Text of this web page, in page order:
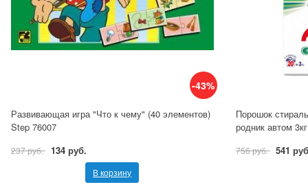
-43%
Развивающая игра "Что к чему" (40 элементов)
Step 76007
237 руб. 134 руб.
В корзину
Порошок
родник автом
756 руб. 541